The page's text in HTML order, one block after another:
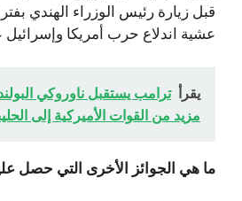
قبل زيارة رئيس الوزراء الهندي
عشية اندلاع حرب أمريكا وإسرائيل
يقرأ ترامب يستقبل ناوروكي
مزيد من القوات الأميركية إلى
ما هي الجوائز الأخرى التي حصل